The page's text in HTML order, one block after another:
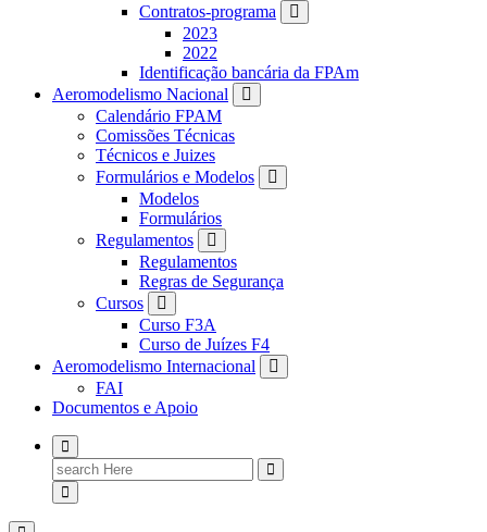
Contratos-programa
2023
2022
Identificação bancária da FPAm
Aeromodelismo Nacional
Calendário FPAM
Comissões Técnicas
Técnicos e Juizes
Formulários e Modelos
Modelos
Formulários
Regulamentos
Regulamentos
Regras de Segurança
Cursos
Curso F3A
Curso de Juízes F4
Aeromodelismo Internacional
FAI
Documentos e Apoio
Search
for: